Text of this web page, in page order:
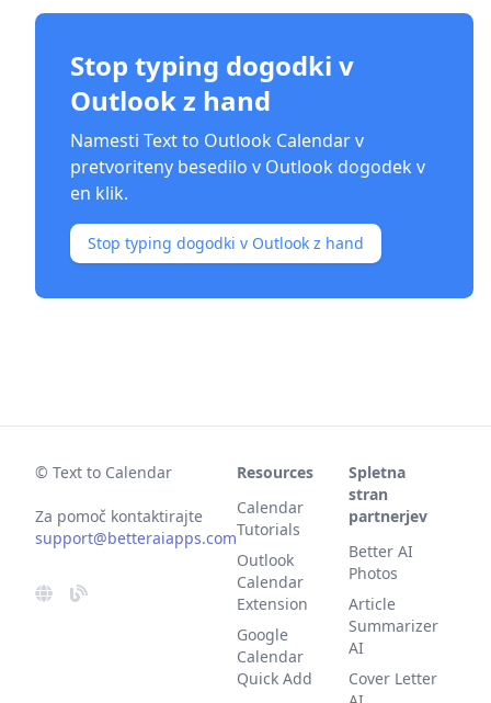
Stop typing dogodki v
Outlook z hand
Namesti Text to Outlook Calendar v
pretvoriteny besedilo v Outlook dogodek v
en klik.
Stop typing dogodki v Outlook z hand
© Text to Calendar
Za pomoč kontaktirajte
support@betteraiapps.com
Resources
Calendar
Tutorials
Outlook
Calendar
Extension
Google
Calendar
Quick Add
Spletna
stran
partnerjev
Better AI
Photos
Article
Summarizer
AI
Cover Letter